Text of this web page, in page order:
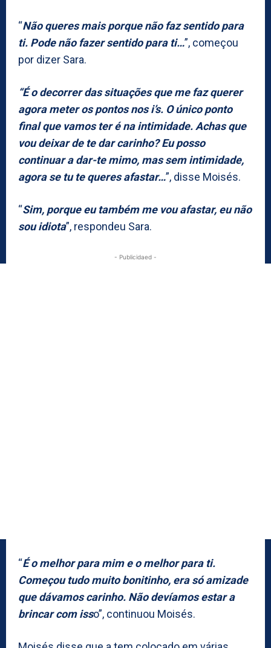
“Não queres mais porque não faz sentido para
ti. Pode não fazer sentido para ti…”, começou
por dizer Sara.
“É o decorrer das situações que me faz querer
agora meter os pontos nos i’s. O único ponto
final que vamos ter é na intimidade. Achas que
vou deixar de te dar carinho? Eu posso
continuar a dar-te mimo, mas sem intimidade,
agora se tu te queres afastar…”, disse Moisés.
“Sim, porque eu também me vou afastar, eu não
sou idiota”, respondeu Sara.
- Publicidaed -
“É o melhor para mim e o melhor para ti.
Começou tudo muito bonitinho, era só amizade
que dávamos carinho. Não devíamos estar a
brincar com isso”, continuou Moisés.